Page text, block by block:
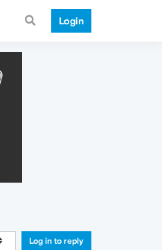
Login
Log in to reply